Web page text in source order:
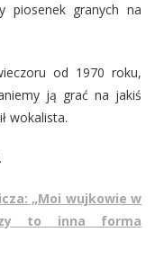
piosenek granych na
od 1970 roku,
ją grać na jakiś
wokalista.
„Moi wujkowie w
to inna forma